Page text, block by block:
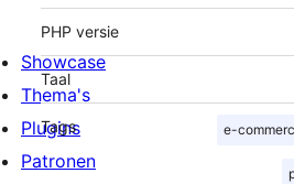
PHP versie
Taal
Tags e-
Showcase
Thema's
Plugins
Patronen